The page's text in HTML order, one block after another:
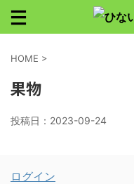
HOME >
果物
投稿日： 2023-09-24
ログイン